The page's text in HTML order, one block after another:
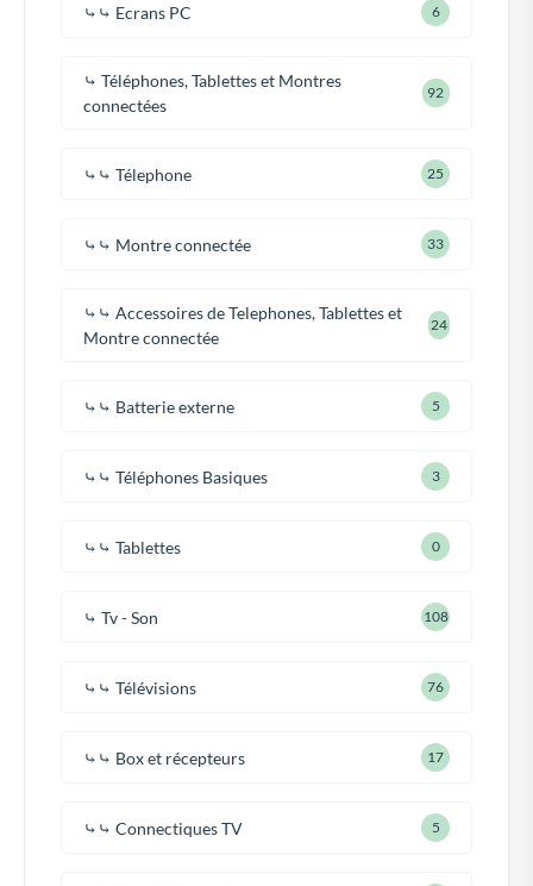
⤷⤷ Ecrans PC 6
⤷ Téléphones, Tablettes et Montres
connectées
92
⤷⤷ Télephone 25
⤷⤷ Montre connectée 33
⤷⤷ Accessoires de Telephones, Tablettes et
Montre connectée
24
⤷⤷ Batterie externe 5
⤷⤷ Téléphones Basiques 3
⤷⤷ Tablettes 0
⤷ Tv - Son 108
⤷⤷ Télévisions 76
⤷⤷ Box et récepteurs 17
⤷⤷ Connectiques TV 5